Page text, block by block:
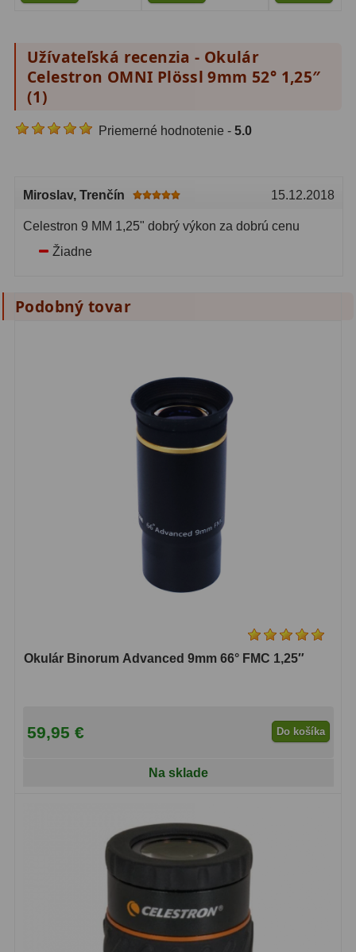
Nočné videnie8
Všeobecné16
Mikroskopy93
Teplomery a vlhkomery15
69
Užívateľská recenzia - Okulár
Celestron OMNI Plössl 9mm 52° 1,25″
(1)
Priemerné hodnotenie - 5.0
Miroslav, Trenčín 15.12.2018
Celestron 9 MM 1,25" dobrý výkon za dobrú cenu
Žiadne
Podobný tovar
Okulár Binorum Advanced 9mm 66° FMC 1,25″
59,95 € Do košíka
Na sklade